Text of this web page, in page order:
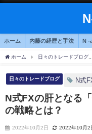
ホーム 内藤の経歴と手法 N -
ホーム 日々のトレードブログ
日々のトレードブログ N式
N式FXの肝となる
の戦略とは？
2022年10月2日 2022年10月2